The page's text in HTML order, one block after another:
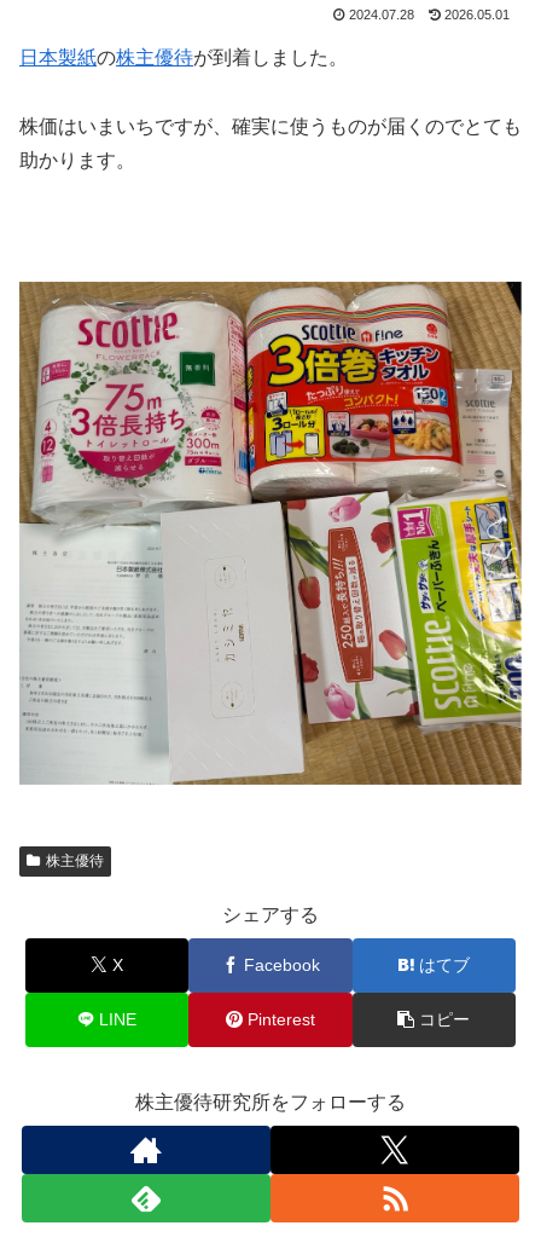
2024.07.28 2026.05.01
日本製紙の株主優待が到着しました。
株価はいまいちですが、確実に使うものが届くのでとても
助かります。
株主優待
シェアする
X Facebook はてブ
LINE Pinterest コピー
株主優待研究所をフォローする